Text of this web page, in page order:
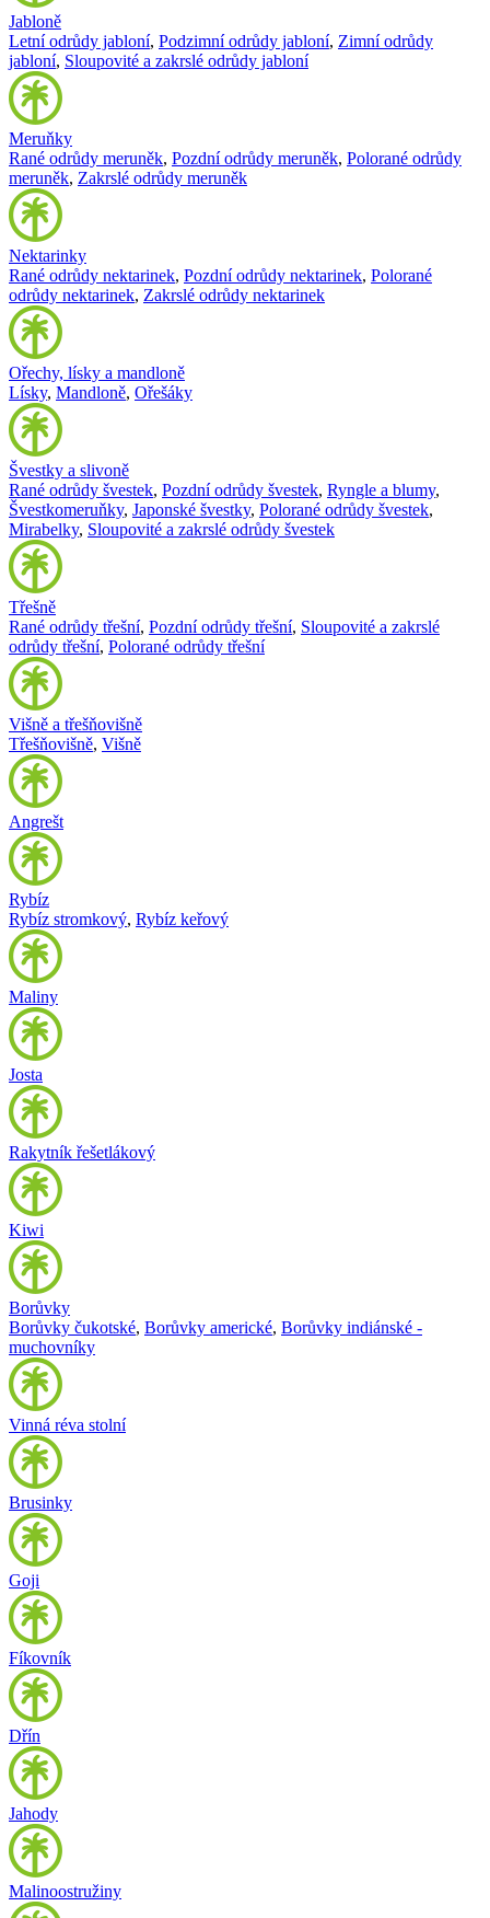
Jabloně
Letní odrůdy jabloní, Podzimní odrůdy jabloní, Zimní odrůdy
jabloní, Sloupovité a zakrslé odrůdy jabloní
Meruňky
Rané odrůdy meruněk, Pozdní odrůdy meruněk, Polorané odrůdy
meruněk, Zakrslé odrůdy meruněk
Nektarinky
Rané odrůdy nektarinek, Pozdní odrůdy nektarinek, Polorané
odrůdy nektarinek, Zakrslé odrůdy nektarinek
Ořechy, lísky a mandloně
Lísky, Mandloně, Ořešáky
Švestky a slivoně
Rané odrůdy švestek, Pozdní odrůdy švestek, Ryngle a blumy,
Švestkomeruňky, Japonské švestky, Polorané odrůdy švestek,
Mirabelky, Sloupovité a zakrslé odrůdy švestek
Třešně
Rané odrůdy třešní, Pozdní odrůdy třešní, Sloupovité a zakrslé
odrůdy třešní, Polorané odrůdy třešní
Višně a třešňovišně
Třešňovišně, Višně
Angrešt
Rybíz
Rybíz stromkový, Rybíz keřový
Maliny
Josta
Rakytník řešetlákový
Kiwi
Borůvky
Borůvky čukotské, Borůvky americké, Borůvky indiánské -
muchovníky
Vinná réva stolní
Brusinky
Goji
Fíkovník
Dřín
Jahody
Malinoostružiny